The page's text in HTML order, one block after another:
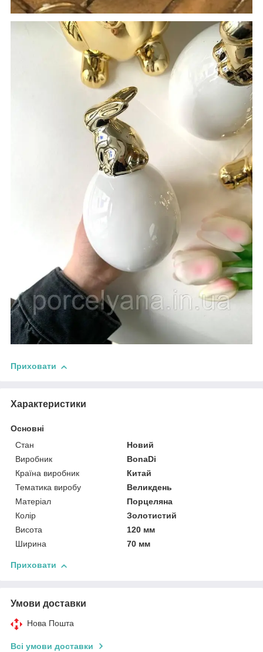
Приховати
Характеристики
Основні
Стан
Новий
Виробник
BonaDi
Країна виробник
Китай
Тематика виробу
Великдень
Матеріал
Порцеляна
Колір
Золотистий
Висота
120 мм
Ширина
70 мм
Приховати
Умови доставки
Нова Пошта
Всі умови доставки